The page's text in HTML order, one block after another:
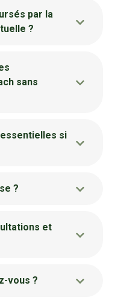
par la
?
sans
si
?
et
vous ?